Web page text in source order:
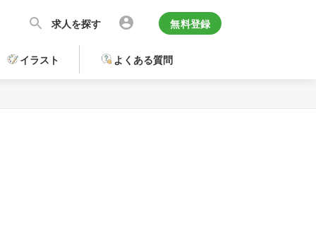
求人を探す 無料登録
イラスト よくある質問